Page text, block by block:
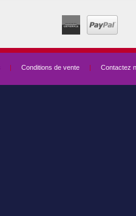
| Conditions de vente | Contactez